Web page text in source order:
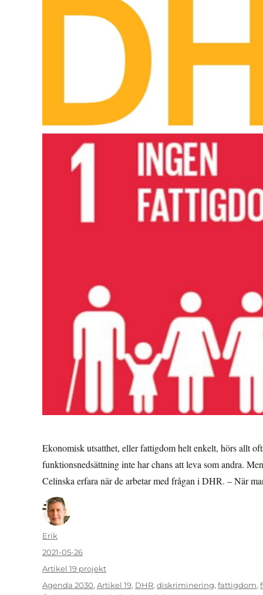
Ekonomisk utsatthet, eller fattigdom helt enkelt, hörs allt
funktionsnedsättning inte har chans att leva som andra.
Celinska erfara när de arbetar med frågan i DHR. – När
Författare
Erik
Publicerat
den
2021-05-26
Kategorier
Artikel 19 projekt
Etiketter
Agenda 2030, Artikel 19, DHR, diskriminering, fattigdom,